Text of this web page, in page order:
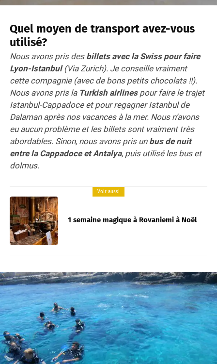
Quel moyen de transport avez-vous
utilisé?
Nous avons pris des billets avec la Swiss pour faire
Lyon-Istanbul(Via Zurich). Je conseille vraiment
cette compagnie (avec de bons petits chocolats !!).
Nous avons pris la Turkish airlinespour faire le trajet
Istanbul-Cappadoce et pour regagner Istanbul de
Dalaman après nos vacances à la mer. Nous n’avons
eu aucun problème et les billets sont vraiment très
abordables. Sinon, nous avons pris un bus de nuit
entre la Cappadoce et Antalya, puis utilisé les bus et
dolmus.
Voir aussi
1 semaine magique à Rovaniemi à Noël